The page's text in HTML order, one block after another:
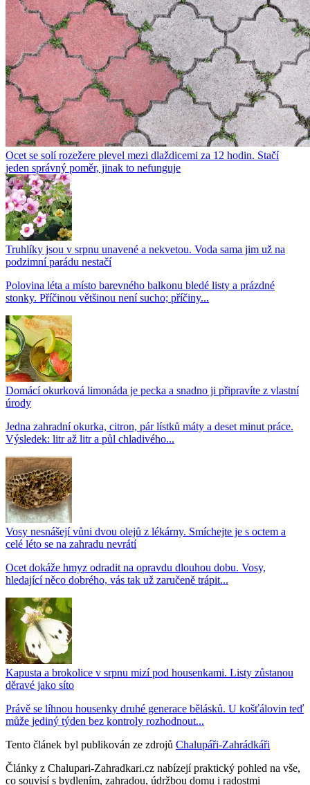
Ocet se solí rozežere plevel mezi dlaždicemi za 12 hodin. Stačí
jeden správný poměr, jinak to nefunguje
Truhlíky jsou v srpnu unavené a nekvetou. Voda sama jim už na
podzimní parádu nestačí
Polovina léta a místo barevného balkonu bledé listy a prázdné
stonky. Příčinou většinou není sucho; příčiny...
Domácí okurková limonáda je pecka a snadno ji připravíte z vlastní
úrody
Jedna zahradní okurka, citron, pár lístků máty a deset minut práce.
Výsledek: litr až litr a půl chladivého...
Vosy nesnášejí vůni dvou olejů z lékárny. Smíchejte je s octem a
celé léto se na zahradu nevrátí
Ocet dokáže hmyz odradit na opravdu dlouhou dobu. Vosy,
hledající něco dobrého, vás tak už zaručeně trápit...
Kapusta a brokolice v srpnu mizí pod housenkami. Listy zůstanou
děravé jako síto
Právě se líhnou housenky druhé generace bělásků. U košťálovin teď
může jediný týden bez kontroly rozhodnout...
Tento článek byl publikován ze zdrojů Chalupáři-Zahrádkáři
Články z Chalupari-Zahradkari.cz nabízejí praktický pohled na vše,
co souvisí s bydlením, zahradou, údržbou domu i radostmi